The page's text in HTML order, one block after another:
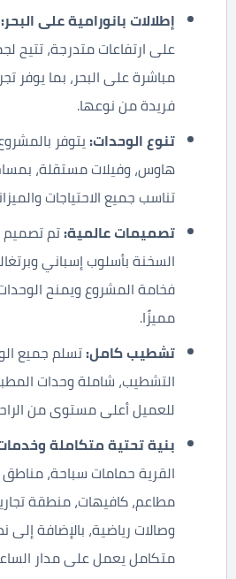
إطلالات بانورامية على البحر:
على ارتفاعات متدرجة، تتيح
مباشرة على البحر، بما يوفر
فريدة من نوعها.
تنوع الوحدات:يتوفر
هاوس، وفيلات مستقلة،
تناسب جميع الاحتياجات
تصميمات عالمية:تم تصميم
السخنة بأسلوب إسباني
فخامة المشروع ويمنح
مميزًا.
تشطيب كامل:تسلم جميع
التشطيب، شاملة وحدات
للعميل أعلى مستوى من
بنية تحتية متكاملة
القرية حمامات سباحة، مناطق
مطاعم، كافيهات، منطقة
وصالات رياضية، بالإضافة إلى
متكامل يعمل على مدار